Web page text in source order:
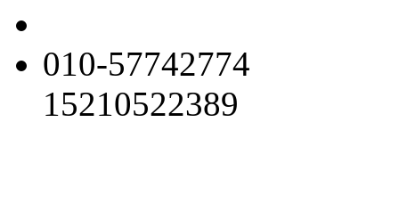
010-57742774
15210522389